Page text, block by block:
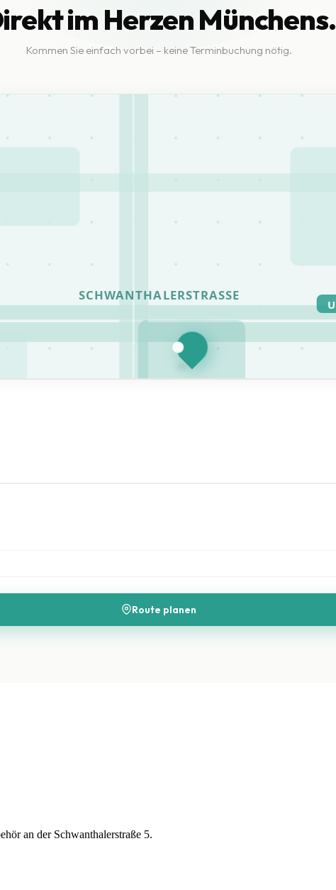
im Herzen Münchens.
Kommen Sie einfach vorbei – keine Terminbuchung nötig.
SCHWANTHALERSTRASSE
U
Schwanthalerstraße 5 · 80336 München
Route planen
an der Schwanthalerstraße 5.